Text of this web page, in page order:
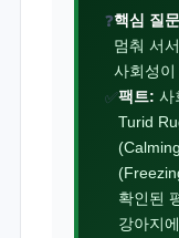
❓핵심 질
멈춰 서
사회성
✅팩트: 사
Turid
확인된
강아지